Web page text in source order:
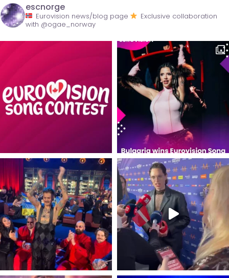
escnorge
Eurovision news/blog page
Exclusive collaboration
with @ogae_norway